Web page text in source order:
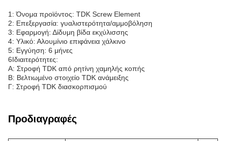
1: Όνομα προϊόντος: TDK Screw Element
2: Επεξεργασία: γυαλιστερότητα/αμμοβόληση
3: Εφαρμογή: Δίδυμη βίδα εκχύλισσης
4: Υλικό: Αλουμίνιο επιφάνεια χάλκινο
5: Εγγύηση: 6 μήνες
6Ιδιαιτερότητες:
Α: Στροφή TDK από ρητίνη χαμηλής κοπής
Β: Βελτιωμένο στοιχείο TDK ανάμειξης
Γ: Στροφή TDK διασκορπισμού
Προδιαγραφές